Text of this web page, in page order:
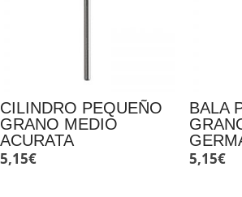
CILINDRO PEQUEÑO
GRANO MEDIO
ACURATA
5,15€
BALA
5,15€